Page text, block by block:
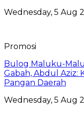
Wednesday, 5 Aug
Promosi
Bulog Maluku-
Gabah, Abdul Aziz:
Pangan Daerah
Wednesday, 5 Aug